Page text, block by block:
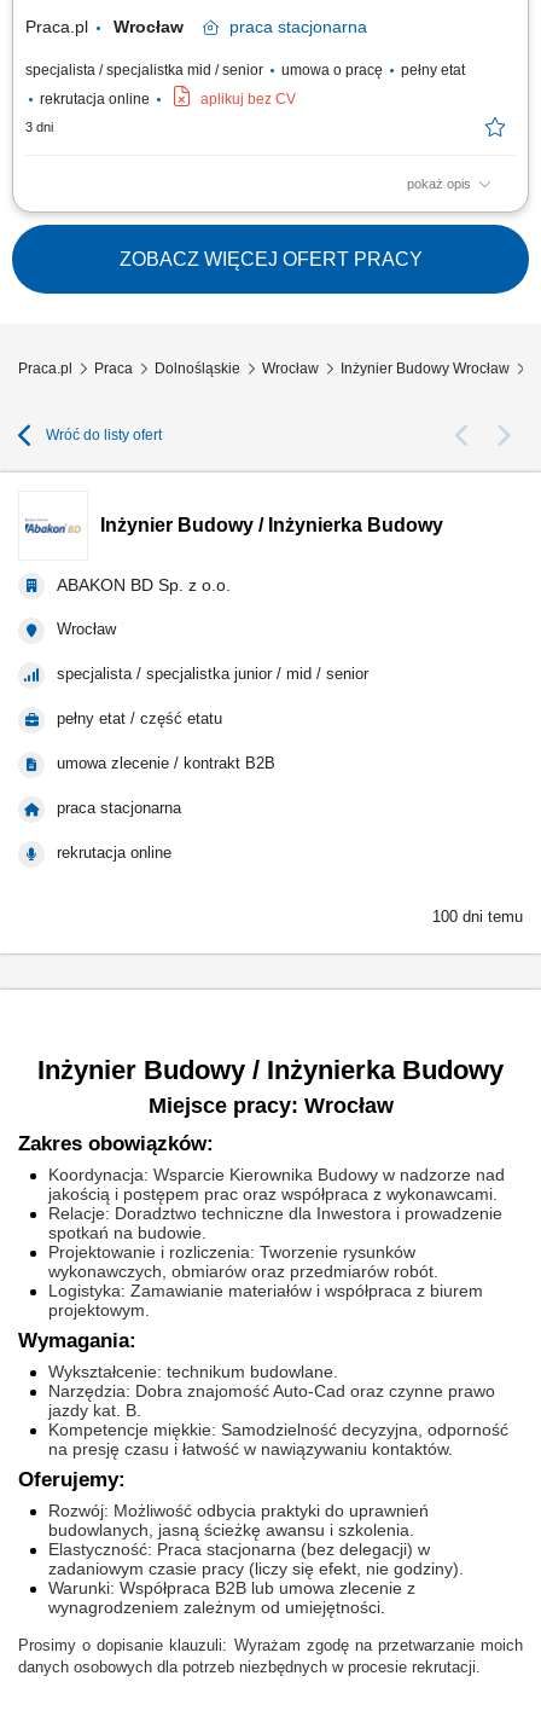
Praca.pl Wrocław praca stacjonarna
specjalista / specjalistka mid / senior umowa o pracę
pełny etat
rekrutacja online
aplikuj bez CV
3 dni
pokaż opis
Opis stanowiska Operacyjna koordynacja działań brygad własnych oraz
podwykonawców na placu budowy we współpracy z kadrami
kierowniczymi. Skrupulatne sporządzanie oraz kompletowanie
dokumentacji technicznej i odbiorowej na poszczególnych etapach
realizowanej inwestycji. Analiza i sprawdzanie...
ZOBACZ WIĘCEJ OFERT PRACY
Praca.pl Praca Dolnośląskie Wrocław Inżynier Budowy Wrocław
Wróć do listy ofert
Inżynier Budowy / Inżynierka Budowy
ABAKON BD Sp. z o.o.
Wrocław
specjalista / specjalistka junior / mid / senior
pełny etat / część etatu
umowa zlecenie / kontrakt B2B
praca stacjonarna
rekrutacja online
100 dni temu
Inżynier Budowy / Inżynierka Budowy
Miejsce pracy: Wrocław
Zakres obowiązków:
Koordynacja: Wsparcie Kierownika Budowy w nadzorze nad
jakością i postępem prac oraz współpraca z wykonawcami.
Relacje: Doradztwo techniczne dla Inwestora i prowadzenie
spotkań na budowie.
Projektowanie i rozliczenia: Tworzenie rysunków
wykonawczych, obmiarów oraz przedmiarów robót.
Logistyka: Zamawianie materiałów i współpraca z biurem
projektowym.
Wymagania:
Wykształcenie: technikum budowlane.
Narzędzia: Dobra znajomość Auto-Cad oraz czynne prawo
jazdy kat. B.
Kompetencje miękkie: Samodzielność decyzyjna, odporność
na presję czasu i łatwość w nawiązywaniu kontaktów.
Oferujemy:
Rozwój: Możliwość odbycia praktyki do uprawnień
budowlanych, jasną ścieżkę awansu i szkolenia.
Elastyczność: Praca stacjonarna (bez delegacji) w
zadaniowym czasie pracy (liczy się efekt, nie godziny).
Warunki: Współpraca B2B lub umowa zlecenie z
wynagrodzeniem zależnym od umiejętności.
Prosimy o dopisanie klauzuli: Wyrażam zgodę na przetwarzanie moich
danych osobowych dla potrzeb niezbędnych w procesie rekrutacji.